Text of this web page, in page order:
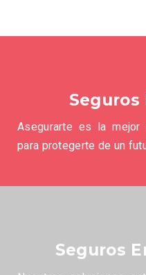
Seguros
Asegurarte es la
para protegerte de un
Seguros